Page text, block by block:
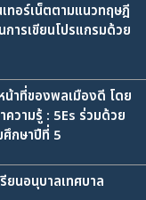
ทอร์เน็ตตามแนวทฤษฎี
ารเขียนโปรแกรมด้วย
าที่ของพลเมืองดี โดย
ความรู้ : 5Es ร่วมด้วย
ศึกษาปีที่ 5
ยนอนุบาลเทศบาล